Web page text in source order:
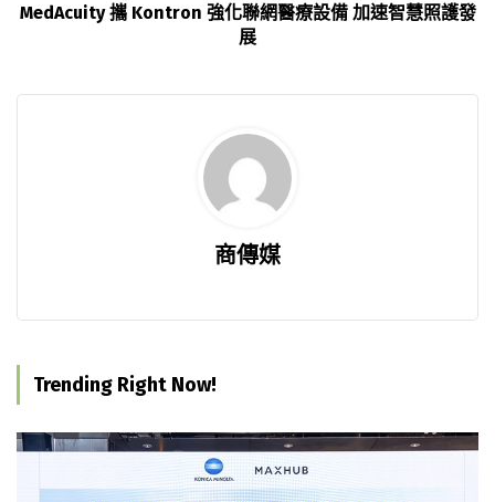
MedAcuity 攜 Kontron 強化聯網醫療設備 加速智慧照護發
展
商傳媒
Trending Right Now!